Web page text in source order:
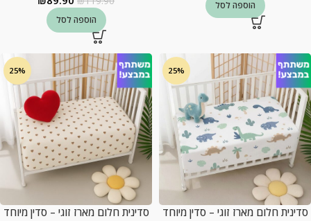
הוספה לסל
הוספה לסל
25%
סדינית חלום מארז זוגי – סדין מיוחד
25%
סדינית חלום מארז זוגי – סדין מיוחד